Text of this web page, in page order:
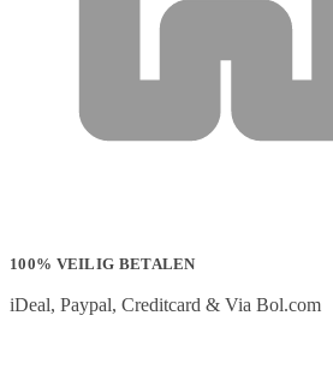
100% VEILIG BETALEN
iDeal, Paypal, Creditcard & Via Bol.com